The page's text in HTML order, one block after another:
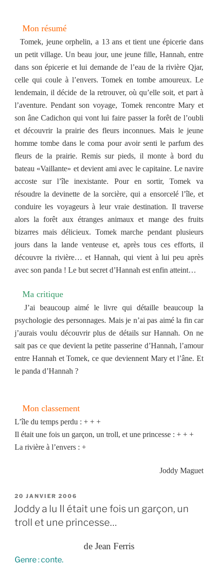
Mon résumé
Tomek, jeune orphelin, a 13 ans et tient une épicerie dans
un petit village. Un beau jour, une jeune fille, Hannah, entre
dans son épicerie et lui demande de l’eau de la rivière Qjar,
celle qui coule à l’envers. Tomek en tombe amoureux. Le
lendemain, il décide de la retrouver, où qu’elle soit, et part à
l’aventure. Pendant son voyage, Tomek rencontre Mary et
son âne Cadichon qui vont lui faire passer la forêt de l’oubli
et découvrir la prairie des fleurs inconnues. Mais le jeune
homme tombe dans le coma pour avoir senti le parfum des
fleurs de la prairie. Remis sur pieds, il monte à bord du
bateau «Vaillante» et devient ami avec le capitaine. Le navire
accoste sur l’île inexistante. Pour en sortir, Tomek va
résoudre la devinette de la sorcière, qui a ensorcelé l’île, et
conduire les voyageurs à leur vraie destination. Il traverse
alors la forêt aux étranges animaux et mange des fruits
bizarres mais délicieux. Tomek marche pendant plusieurs
jours dans la lande venteuse et, après tous ces efforts, il
découvre la rivière… et Hannah, qui vient à lui peu après
avec son panda ! Le but secret d’Hannah est enfin atteint…
Ma critique
J’ai beaucoup aimé le livre qui détaille beaucoup la
psychologie des personnages. Mais je n’ai pas aimé la fin car
j’aurais voulu découvrir plus de détails sur Hannah. On ne
sait pas ce que devient la petite passerine d’Hannah, l’amour
entre Hannah et Tomek, ce que deviennent Mary et l’âne. Et
le panda d’Hannah ?
Mon classement
L’île du temps perdu : + + +
Il était une fois un garçon, un troll, et une princesse : + + +
La rivière à l’envers : +
Joddy Maguet
PUBLIÉ
LE
20 JANVIER 2006
Joddy a lu Il était une fois un garçon, un
troll et une princesse…
de Jean Ferris
Genre : conte.